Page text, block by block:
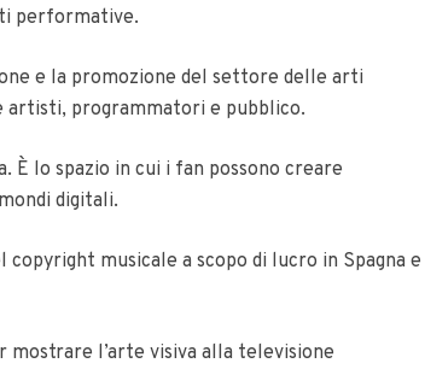
performative.
e la promozione del settore delle arti
artisti, programmatori e pubblico.
È lo spazio in cui i fan possono creare
digitali.
musicale a scopo di lucro in Spagna e
l’arte visiva alla televisione